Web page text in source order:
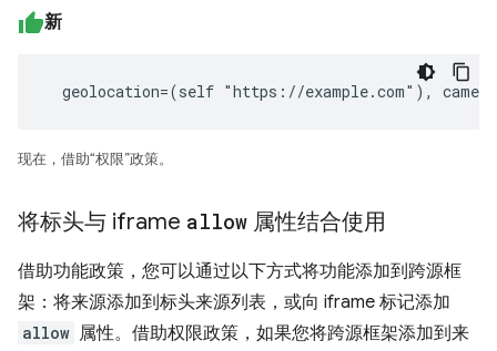
新
geolocation=(self "https://example.com"),
现在，借助“权限”政策。
将标头与 iframe allow 属性结合使用
借助功能政策，您可以通过以下方式将功能添加到跨源框
架：将来源添加到标头来源列表，或向 iframe 标记添加
allow 属性。借助权限政策，如果您将跨源框架添加到来